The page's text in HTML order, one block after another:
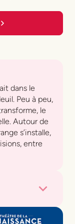
dans le
Peu à peu,
le
Autour de
s’installe,
entre